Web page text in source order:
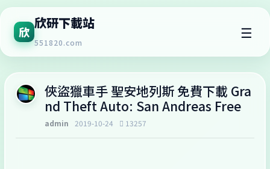
欣
欣研下載站
551820.com
☰
俠盜獵車手 聖安地列斯 免費下載 Gra
nd Theft Auto: San Andreas Free
admin 2019-10-24 13257